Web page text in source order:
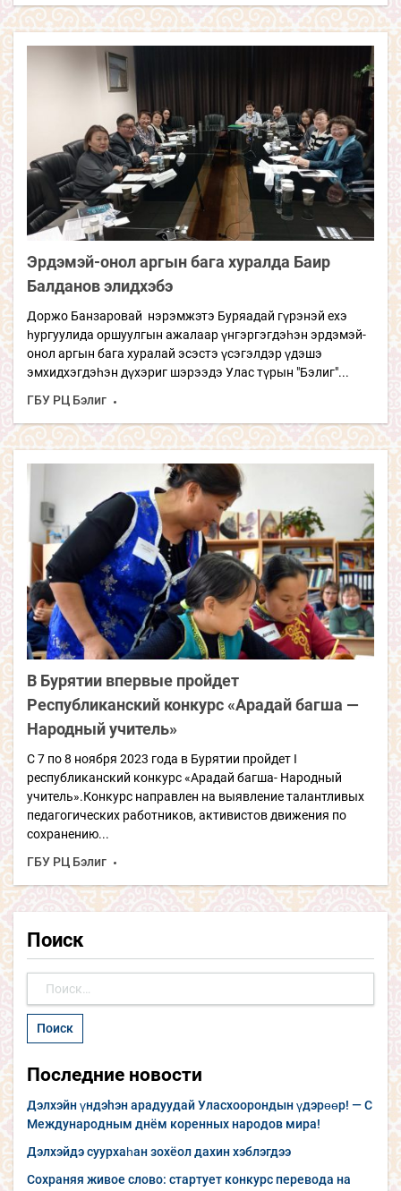
Эрдэмэй-онол аргын бага хуралда Баир
Балданов элидхэбэ
Доржо Банзаровай нэрэмжэтэ Буряадай гүрэнэй ехэ
һургуулида оршуулгын ажалаар үнгэргэгдэһэн эрдэмэй-
онол аргын бага хуралай эсэстэ үсэгэлдэр үдэшэ
эмхидхэгдэһэн дүхэриг шэрээдэ Улас түрын "Бэлиг"...
ГБУ РЦ Бэлиг
В Бурятии впервые пройдет
Республиканский конкурс «Арадай багша —
Народный учитель»
С 7 по 8 ноября 2023 года в Бурятии пройдет I
республиканский конкурс «Арадай багша- Народный
учитель».Конкурс направлен на выявление талантливых
педагогических работников, активистов движения по
сохранению...
ГБУ РЦ Бэлиг
Поиск
Последние новости
Дэлхэйн үндэhэн арадуудай Уласхоорондын үдэрөөр! — С
Международным днём коренных народов мира!
Дэлхэйдэ суурхаһан зохёол дахин хэблэгдээ
Сохраняя живое слово: стартует конкурс перевода на